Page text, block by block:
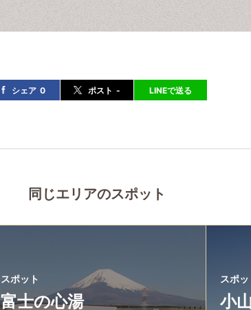
シェア 0 ポスト - LINEで送る
同じエリアのスポット
スポット
富士の心湯
スポ
小